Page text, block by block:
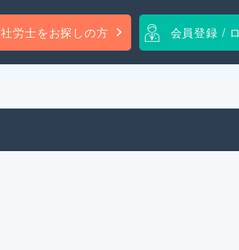
社労士をお探しの方 会員登録 /